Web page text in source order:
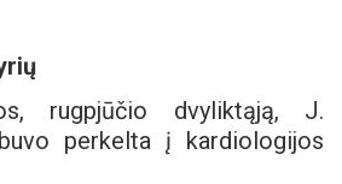
rugpjūčio dvyliktąją, J.
perkelta į kardiologijos